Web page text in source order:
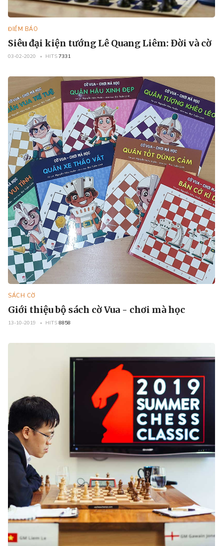
ĐIỂM BÁO
Siêu đại kiện tướng Lê Quang Liêm: Đời và cờ
03-02-2020 HITS 7331
SÁCH CỜ
Giới thiệu bộ sách cờ Vua - chơi mà học
13-10-2019 HITS 8858